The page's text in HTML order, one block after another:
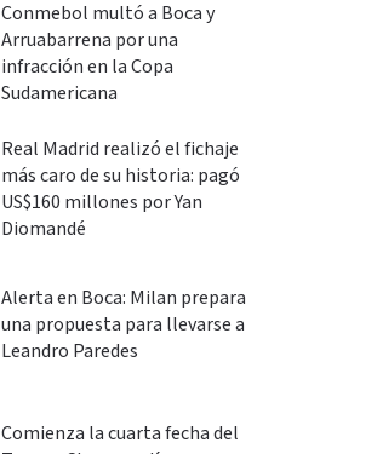
Conmebol multó a Boca y
Arruabarrena por una
infracción en la Copa
Sudamericana
Real Madrid realizó el fichaje
más caro de su historia: pagó
US$160 millones por Yan
Diomandé
Alerta en Boca: Milan prepara
una propuesta para llevarse a
Leandro Paredes
Comienza la cuarta fecha del